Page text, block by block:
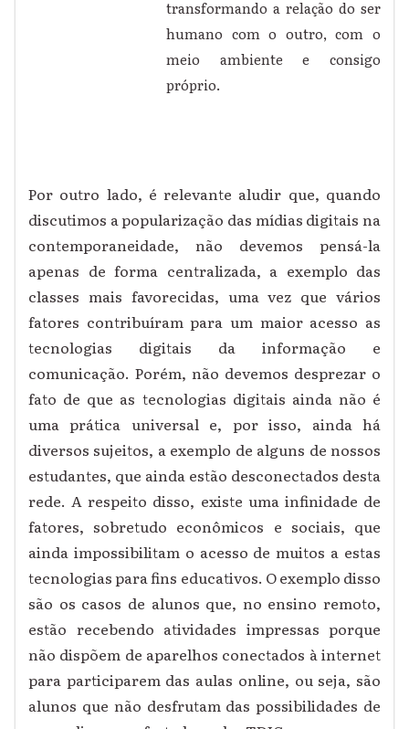
transformando a relação do ser
humano com o outro, com o
meio ambiente e consigo
próprio.
Por outro lado, é relevante aludir que, quando
discutimos a popularização das mídias digitais na
contemporaneidade, não devemos pensá-la
apenas de forma centralizada, a exemplo das
classes mais favorecidas, uma vez que vários
fatores contribuíram para um maior acesso as
tecnologias digitais da informação e
comunicação. Porém, não devemos desprezar o
fato de que as tecnologias digitais ainda não é
uma prática universal e, por isso, ainda há
diversos sujeitos, a exemplo de alguns de nossos
estudantes, que ainda estão desconectados desta
rede. A respeito disso, existe uma infinidade de
fatores, sobretudo econômicos e sociais, que
ainda impossibilitam o acesso de muitos a estas
tecnologias para fins educativos. O exemplo disso
são os casos de alunos que, no ensino remoto,
estão recebendo atividades impressas porque
não dispõem de aparelhos conectados à internet
para participarem das aulas online, ou seja, são
alunos que não desfrutam das possibilidades de